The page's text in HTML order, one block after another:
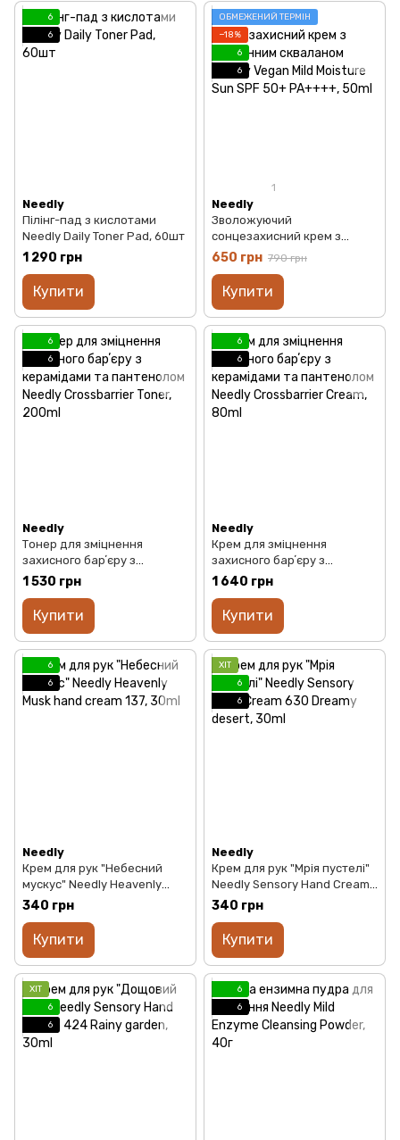
6
6
Needly
Пілінг-пад з кислотами
Needly Daily Toner Pad, 60шт
1 290 грн
Купити
ОБМЕЖЕНИЙ ТЕРМІН
−18%
6
6
1
Needly
Зволожуючий
сонцезахисний крем з
рослинним скваланом
Needly Vegan Mild Moisture
Sun SPF 50+ PA++++, 50ml
650 грн 790 грн
Купити
6
6
Needly
Тонер для зміцнення
захисного барʼєру з
керамідами та пантенолом
Needly Crossbarrier Toner,
200ml
1 530 грн
Купити
6
6
Needly
Крем для зміцнення
захисного барʼєру з
керамідами та пантенолом
Needly Crossbarrier Cream,
80ml
1 640 грн
Купити
6
6
Needly
Крем для рук "Небесний
мускус" Needly Heavenly
Musk hand cream 137, 30ml
340 грн
Купити
ХІТ
6
6
Needly
Крем для рук "Мрія пустелі"
Needly Sensory Hand Cream
630 Dreamy desert, 30ml
340 грн
Купити
ХІТ
6
6
6
6